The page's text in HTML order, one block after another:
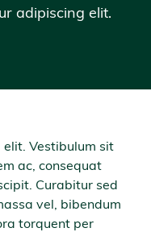
adipiscing elit.
elit. Vestibulum sit
ac, consequat
Curabitur sed
vel, bibendum
torquent per